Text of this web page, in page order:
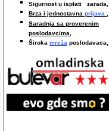
Sigurnost u isplati zarada,
Brza i jednostavna prijava ,
Saradnja sa proverenim
poslodavcima,
Široka mreža poslodavaca,